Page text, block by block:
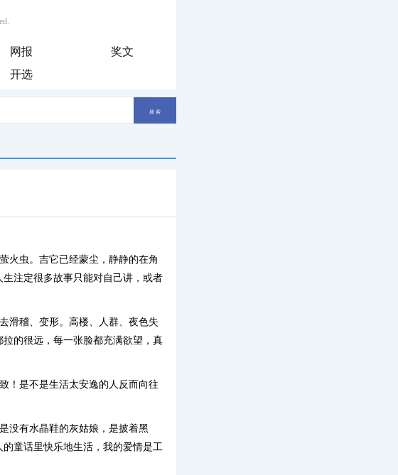
网报
奖文
开选
火虫。吉它已经蒙尘，静静的在角
注定很多故事只能对自己讲，或者
滑稽、变形。高楼、人群、夜色失
的很远，每一张脸都充满欲望，真
！是不是生活太安逸的人反而向往
没有水晶鞋的灰姑娘，是披着黑
童话里快乐地生活，我的爱情是工